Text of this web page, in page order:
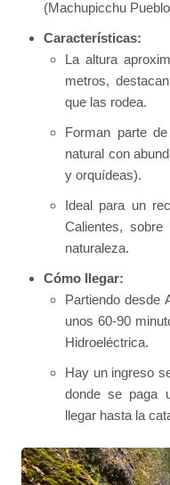
(Machupicchu
Características:
La altura
metros,
que las rodea.
Forman parte
natural con
y orquídeas).
Ideal para un
Calientes,
naturaleza.
Cómo llegar:
Partiendo desde
unos 60-90
Hidroeléctrica.
Hay un ingreso
donde se paga
llegar hasta la